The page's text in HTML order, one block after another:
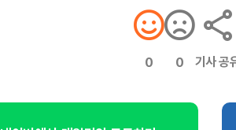
0 0 기사 공